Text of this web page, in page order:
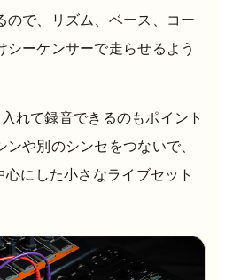
ので、リズム、ベース、コー
シーケンサーで走らせるよう
れて録音できるのもポイント
や別のシンセをつないで、
にした小さなライブセット